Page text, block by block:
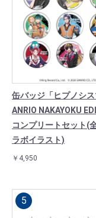
缶バッジ「ヒプノシ
ANRIO NAKAYOKU
コンプリートセット(
ラボイラスト)
￥4,950